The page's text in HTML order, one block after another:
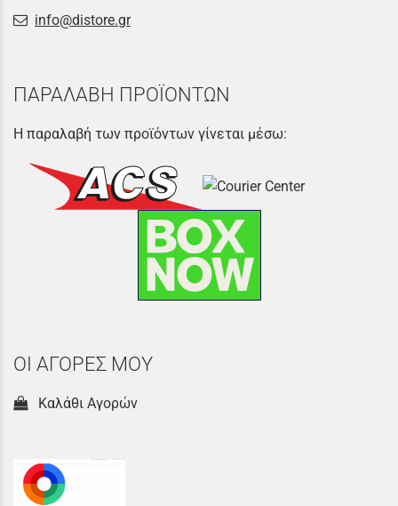
info@distore.gr
ΠΑΡΑΛΑΒΗ ΠΡΟΪΟΝΤΩΝ
Η παραλαβή των προϊόντων γίνεται μέσω:
ΟΙ ΑΓΟΡΕΣ ΜΟΥ
Καλάθι Αγορών